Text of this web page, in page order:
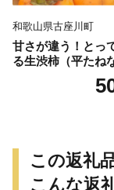
和歌山県古座川町
甘さが違う！とっ
る生渋柿（平たね
ップ付約14.5～
この返礼
こんな返